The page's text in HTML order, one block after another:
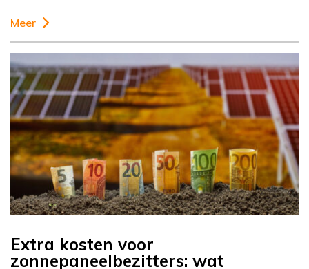
Meer
Extra kosten voor
zonnepaneelbezitters: wat